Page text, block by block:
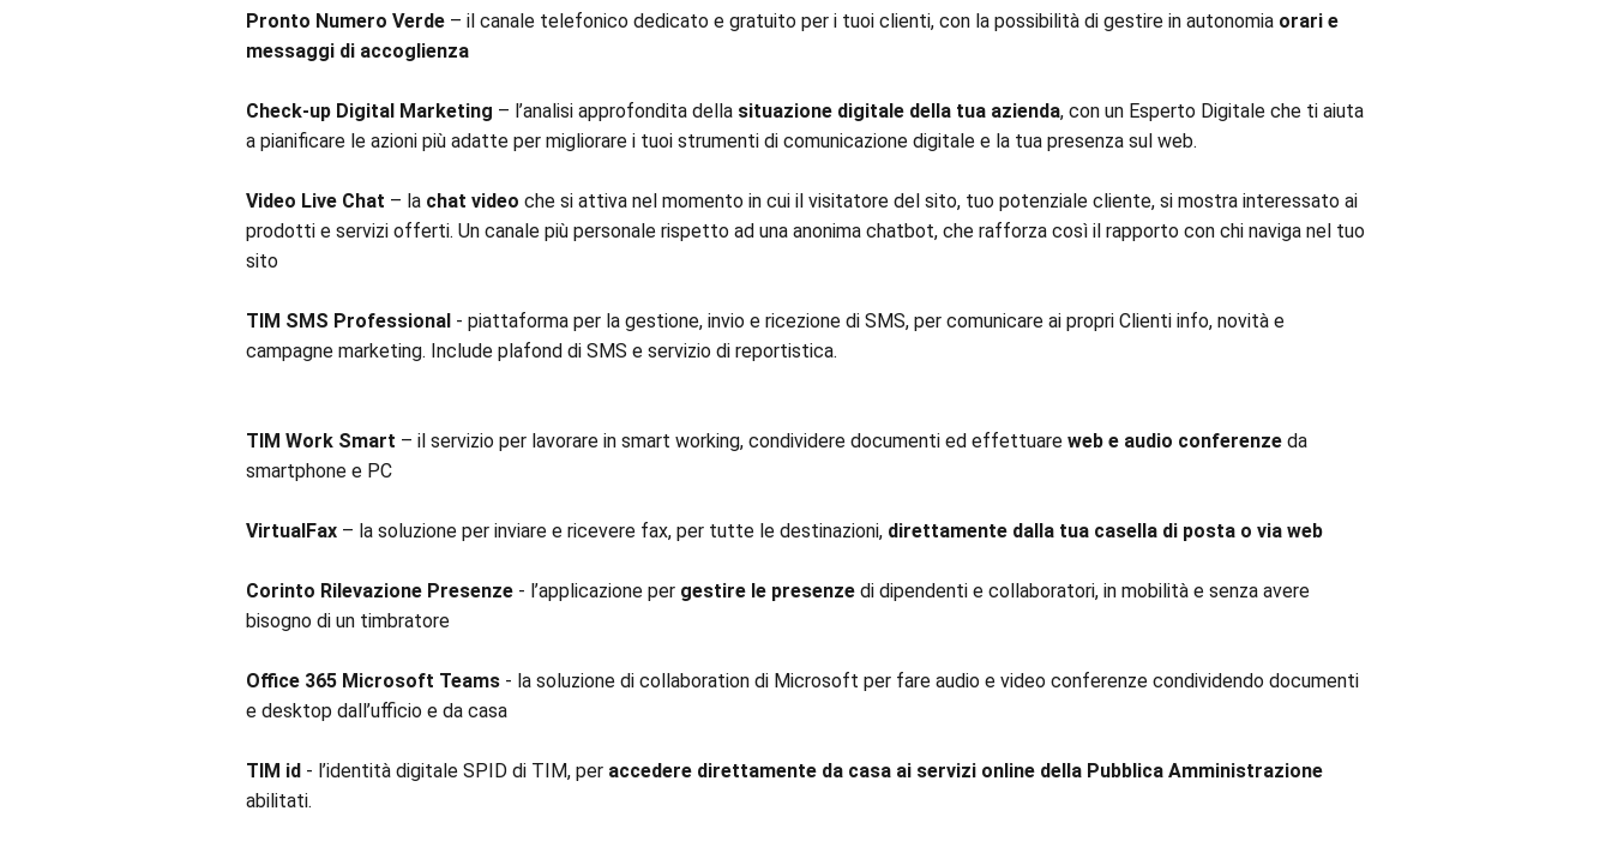
Pronto Numero Verde– il canale telefonico dedicato e gratuito per i tuoi clienti, con la possibilità di gestire in autonomia orari e
messaggi di accoglienza
Check-up Digital Marketing – l’analisi approfondita della situazione digitale della tua azienda, con un Esperto Digitale che ti aiuta
a pianificare le azioni più adatte per migliorare i tuoi strumenti di comunicazione digitale e la tua presenza sul web.
Video Live Chat – la chat video che si attiva nel momento in cui il visitatore del sito, tuo potenziale cliente, si mostra interessato ai
prodotti e servizi offerti. Un canale più personale rispetto ad una anonima chatbot, che rafforza così il rapporto con chi naviga nel tuo
sito
TIM SMS Professional - piattaforma per la gestione, invio e ricezione di SMS, per comunicare ai propri Clienti info, novità e
campagne marketing. Include plafond di SMS e servizio di reportistica.
TIM Work Smart – il servizio per lavorare in smart working, condividere documenti ed effettuare web e audio conferenzeda
smartphone e PC
VirtualFax– la soluzione per inviare e ricevere fax, per tutte le destinazioni, direttamente dalla tua casella di posta o via web
Corinto Rilevazione Presenze- l’applicazione per gestire le presenzedi dipendenti e collaboratori, in mobilità e senza avere
bisogno di un timbratore
Office 365 Microsoft Teams- la soluzione di collaboration di Microsoft per fare audio e video conferenze condividendo documenti
e desktop dall’ufficio e da casa
TIM id- l’identità digitale SPID di TIM, per accedere direttamente da casa ai servizi online della Pubblica Amministrazione
abilitati.